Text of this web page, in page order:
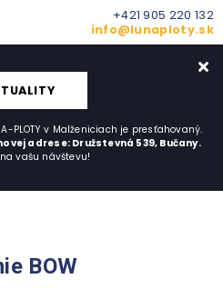
+421 905 220 132
info@lunaploty.sk
PLOTY v Malženiciach je presťahovaný.
adrese: Družstevná 539, Bučany.
vašu návštevu!
BOW